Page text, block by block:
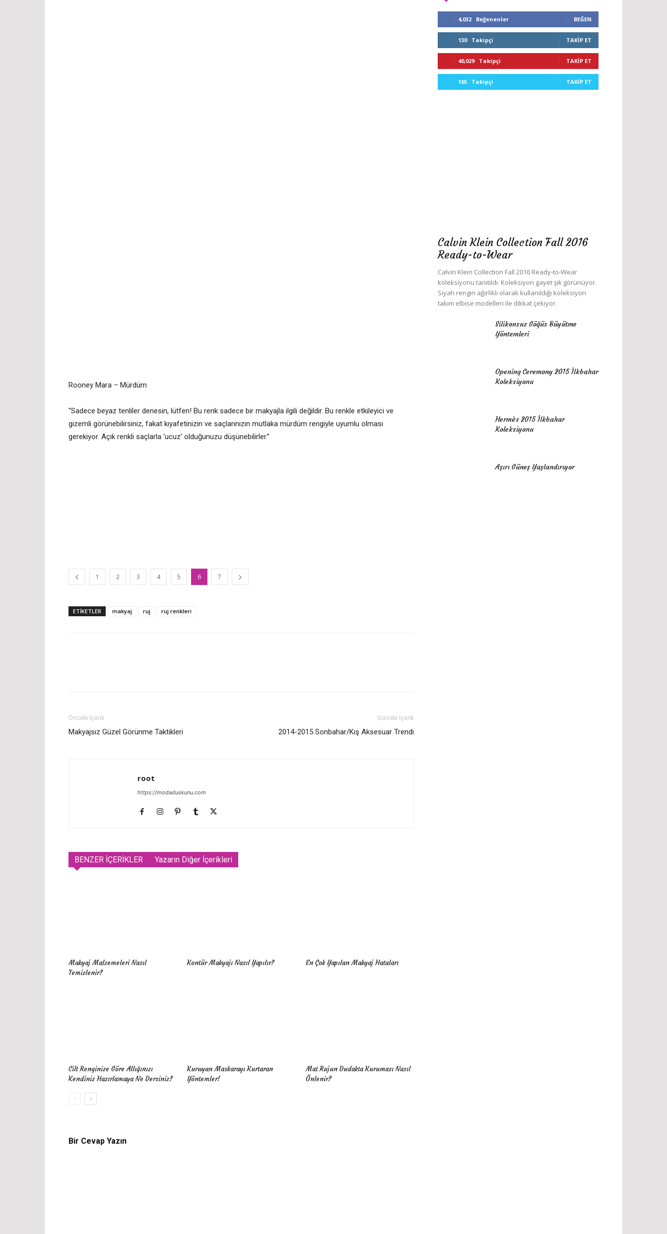
Rooney Mara – Mürdüm
“Sadece beyaz tenliler denesin, lütfen! Bu renk sadece bir makyajla ilgili değildir. Bu renkle etkileyici ve
gizemli görünebilirsiniz, fakat kıyafetinizin ve saçlarınızın mutlaka mürdüm rengiyle uyumlu olması
gerekiyor. Açık renkli saçlarla ‘ucuz’ olduğunuzu düşünebilirler.”
1 2 3 4 5 6 7
ETİKETLER makyaj ruj ruj renkleri
Önceki İçerik
Makyajsız Güzel Görünme Taktikleri
Sonraki İçerik
2014-2015 Sonbahar/Kış Aksesuar Trendi
root
https://modaduskunu.com
BENZER İÇERİKLER Yazarın Diğer İçerikleri
Makyaj Malzemeleri Nasıl
Temizlenir?
Kontür Makyajı Nasıl Yapılır? En Çok Yapılan Makyaj Hataları
Cilt Renginize Göre Allığınızı
Kendiniz Hazırlamaya Ne Dersiniz?
Kuruyan Maskarayı Kurtaran
Yöntemler!
Mat Rujun Dudakta Kuruması Nasıl
Önlenir?
Bir Cevap Yazın
4,032 Beğenenler BEĞEN
130 Takipçi TAKIP ET
40,029 Takipçi TAKIP ET
165 Takipçi TAKIP ET
Calvin Klein Collection Fall 2016
Ready-to-Wear
Calvin Klein Collection Fall 2016 Ready-to-Wear
koleksiyonu tanıtıldı. Koleksiyon gayet şık görünüyor.
Siyah rengin ağırlıklı olarak kullanıldığı koleksiyon
takım elbise modelleri ile dikkat çekiyor.
Silikonsuz Göğüs Büyütme
Yöntemleri
Opening Ceremony 2015 İlkbahar
Koleksiyonu
Hermès 2015 İlkbahar
Koleksiyonu
Aşırı Güneş Yaşlandırıyor